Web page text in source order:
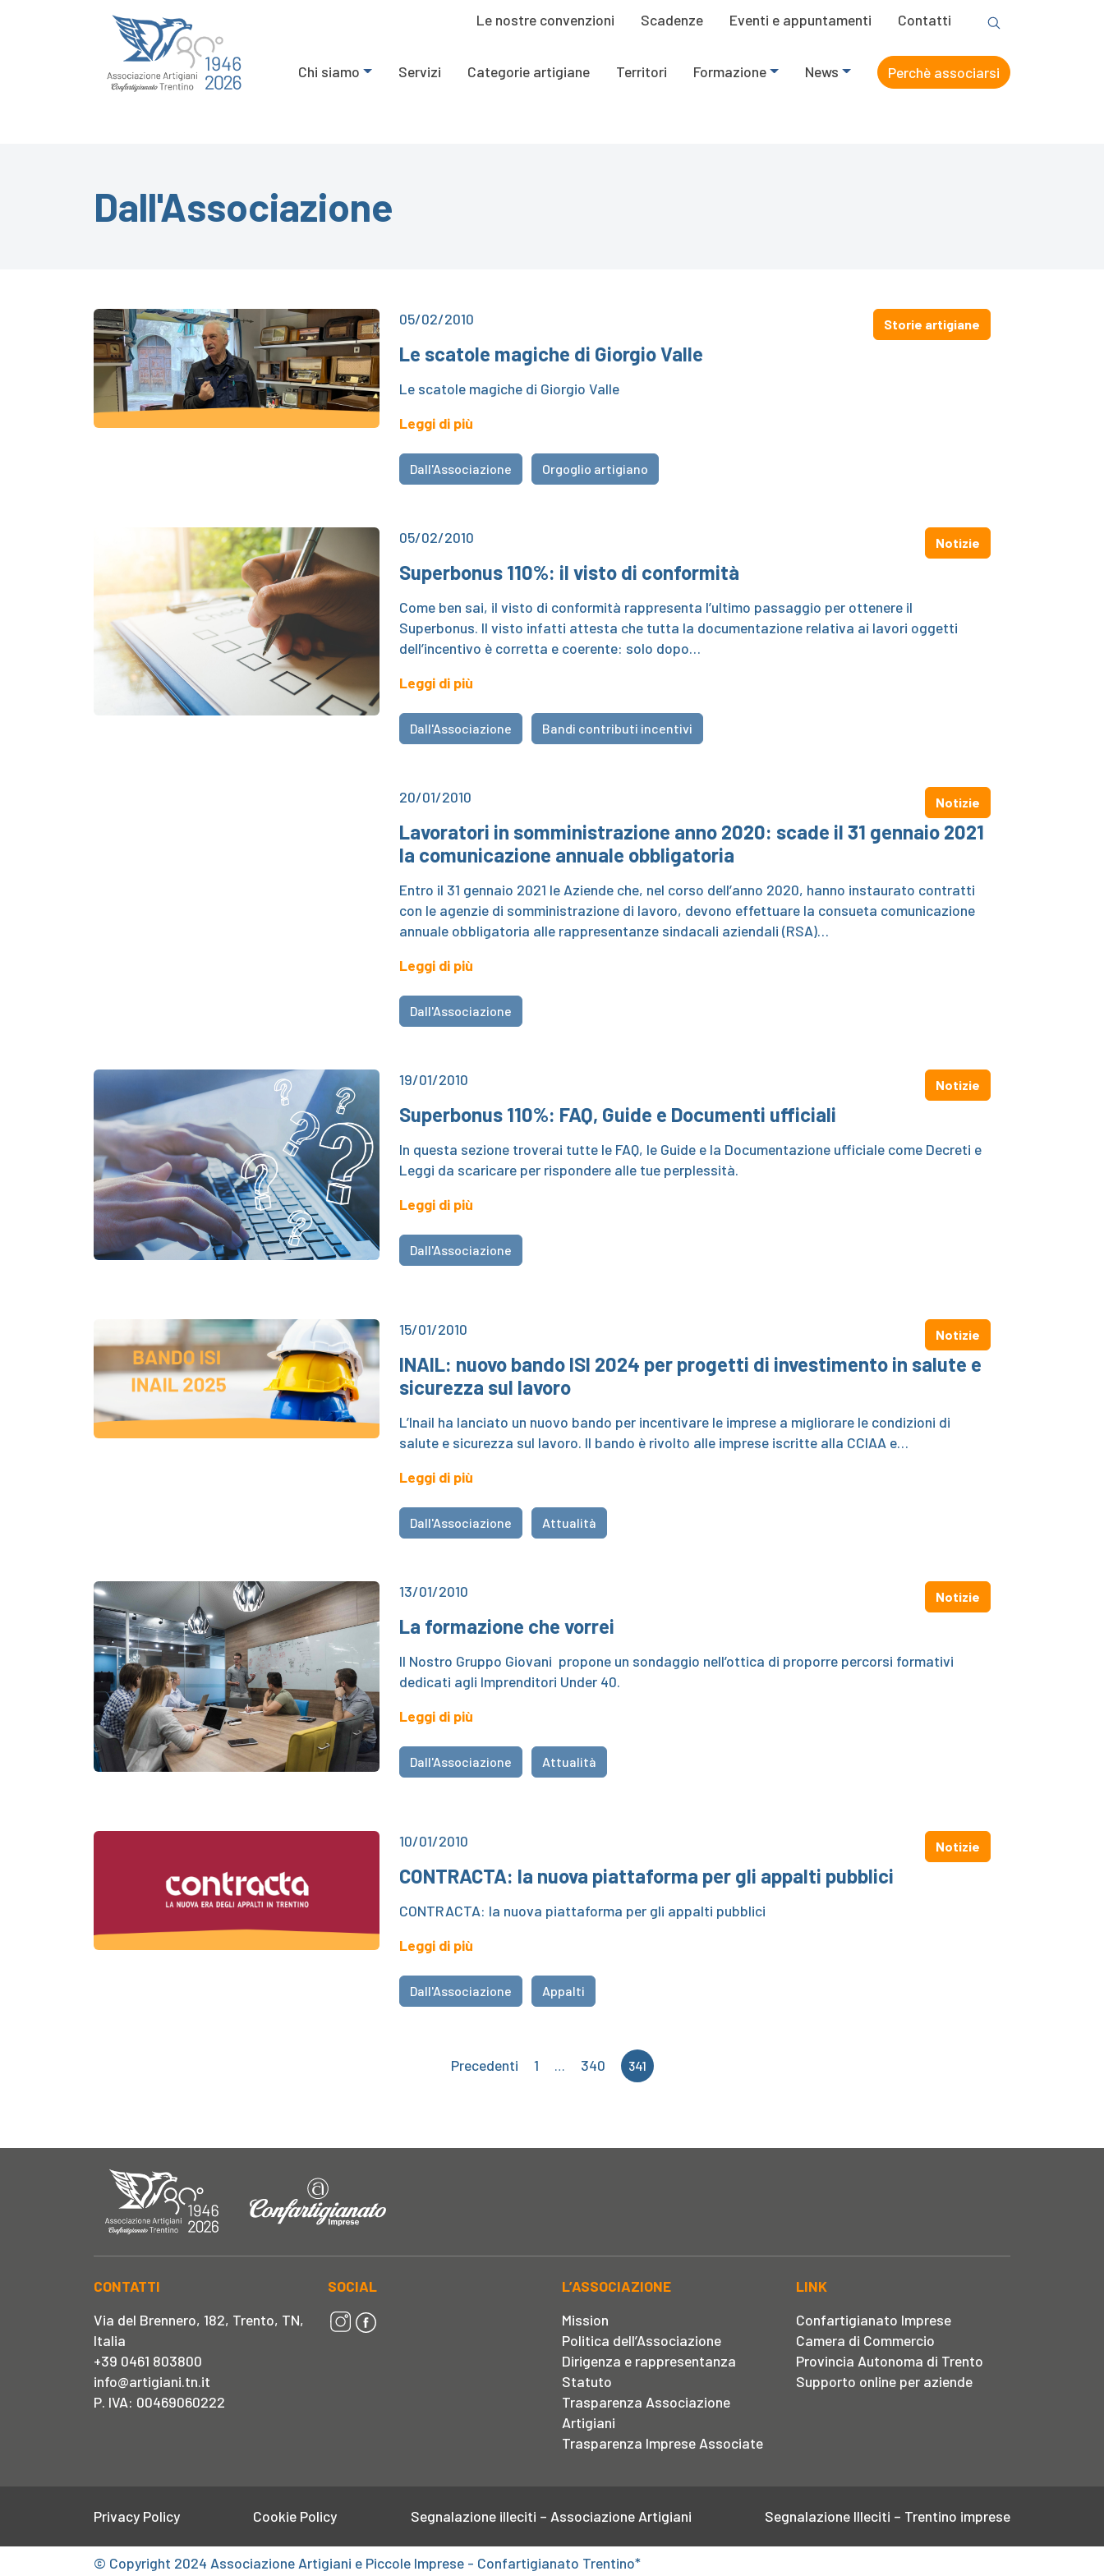
Le nostre convenzioni Scadenze Eventi e appuntamenti Contatti
Chi siamo Servizi Categorie artigiane Territori Formazione News Perchè associarsi
Dall'Associazione
05/02/2010 Storie artigiane
Le scatole magiche di Giorgio Valle
Le scatole magiche di Giorgio Valle
Leggi di più
Dall'Associazione Orgoglio artigiano
05/02/2010 Notizie
Superbonus 110%: il visto di conformità
Come ben sai, il visto di conformità rappresenta l’ultimo passaggio per ottenere il
Superbonus. Il visto infatti attesta che tutta la documentazione relativa ai lavori oggetti
dell’incentivo è corretta e coerente: solo dopo…
Leggi di più
Dall'Associazione Bandi contributi incentivi
20/01/2010 Notizie
Lavoratori in somministrazione anno 2020: scade il 31 gennaio 2021
la comunicazione annuale obbligatoria
Entro il 31 gennaio 2021 le Aziende che, nel corso dell’anno 2020, hanno instaurato contratti
con le agenzie di somministrazione di lavoro, devono effettuare la consueta comunicazione
annuale obbligatoria alle rappresentanze sindacali aziendali (RSA)…
Leggi di più
Dall'Associazione
19/01/2010 Notizie
Superbonus 110%: FAQ, Guide e Documenti ufficiali
In questa sezione troverai tutte le FAQ, le Guide e la Documentazione ufficiale come Decreti e
Leggi da scaricare per rispondere alle tue perplessità.
Leggi di più
Dall'Associazione
15/01/2010 Notizie
INAIL: nuovo bando ISI 2024 per progetti di investimento in salute e
sicurezza sul lavoro
L’Inail ha lanciato un nuovo bando per incentivare le imprese a migliorare le condizioni di
salute e sicurezza sul lavoro. Il bando è rivolto alle imprese iscritte alla CCIAA e…
Leggi di più
Dall'Associazione Attualità
13/01/2010 Notizie
La formazione che vorrei
Il Nostro Gruppo Giovani propone un sondaggio nell’ottica di proporre percorsi formativi
dedicati agli Imprenditori Under 40.
Leggi di più
Dall'Associazione Attualità
10/01/2010 Notizie
CONTRACTA: la nuova piattaforma per gli appalti pubblici
CONTRACTA: la nuova piattaforma per gli appalti pubblici
Leggi di più
Dall'Associazione Appalti
articoli
Precedenti 1 … 340 341
CONTATTI
Via del Brennero, 182, Trento, TN,
Italia
+39 0461 803800
info@artigiani.tn.it
P. IVA: 00469060222
SOCIAL
L’ASSOCIAZIONE
Mission
Politica dell’Associazione
Dirigenza e rappresentanza
Statuto
Trasparenza Associazione
Artigiani
Trasparenza Imprese Associate
LINK
Confartigianato Imprese
Camera di Commercio
Provincia Autonoma di Trento
Supporto online per aziende
Privacy Policy Cookie Policy Segnalazione illeciti – Associazione Artigiani Segnalazione Illeciti – Trentino imprese
© Copyright 2024 Associazione Artigiani e Piccole Imprese - Confartigianato Trentino*